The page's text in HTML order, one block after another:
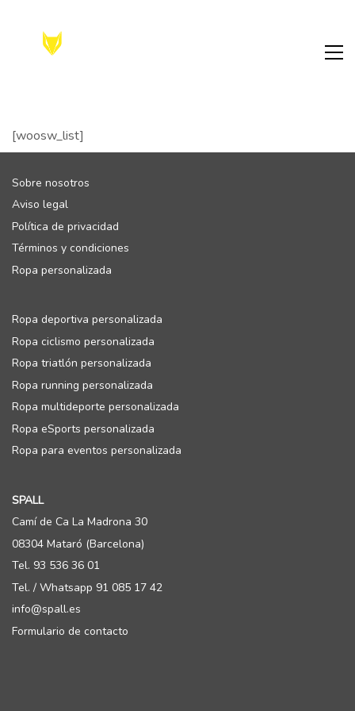
[woosw_list]
Sobre nosotros
Aviso legal
Política de privacidad
Términos y condiciones
Ropa personalizada
Ropa deportiva personalizada
Ropa ciclismo personalizada
Ropa triatlón personalizada
Ropa running personalizada
Ropa multideporte personalizada
Ropa eSports personalizada
Ropa para eventos personalizada
SPALL
Camí de Ca La Madrona 30
08304 Mataró (Barcelona)
Tel. 93 536 36 01
Tel. / Whatsapp 91 085 17 42
info@spall.es
Formulario de contacto